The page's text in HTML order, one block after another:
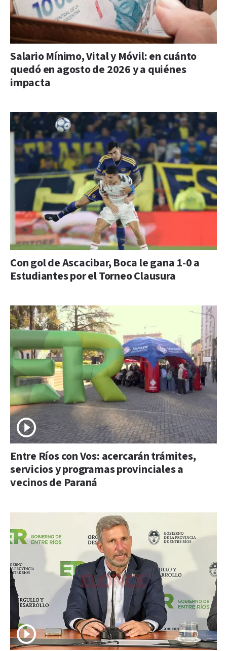
Salario Mínimo, Vital y Móvil: en cuánto
quedó en agosto de 2026 y a quiénes
impacta
Con gol de Ascacibar, Boca le gana 1-0 a
Estudiantes por el Torneo Clausura
Entre Ríos con Vos: acercarán trámites,
servicios y programas provinciales a
vecinos de Paraná